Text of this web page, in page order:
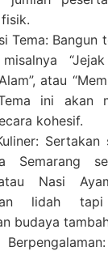
Tema: Bangun
atau
ini akan
kohesif.
Semarang
Nasi
lidah
budaya